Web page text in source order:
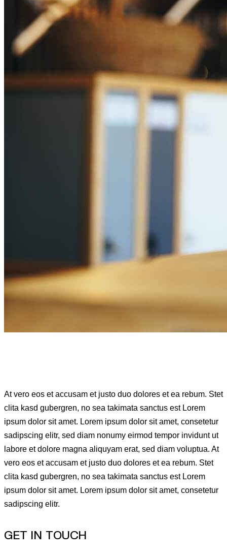
At vero eos et accusam et justo duo dolores et ea rebum. Stet
clita kasd gubergren, no sea takimata sanctus est Lorem
ipsum dolor sit amet. Lorem ipsum dolor sit amet, consetetur
sadipscing elitr, sed diam nonumy eirmod tempor invidunt ut
labore et dolore magna aliquyam erat, sed diam voluptua. At
vero eos et accusam et justo duo dolores et ea rebum. Stet
clita kasd gubergren, no sea takimata sanctus est Lorem
ipsum dolor sit amet. Lorem ipsum dolor sit amet, consetetur
sadipscing elitr.
GET IN TOUCH